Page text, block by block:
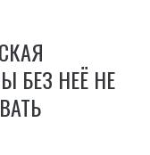
БЕЗ НЕЁ НЕ